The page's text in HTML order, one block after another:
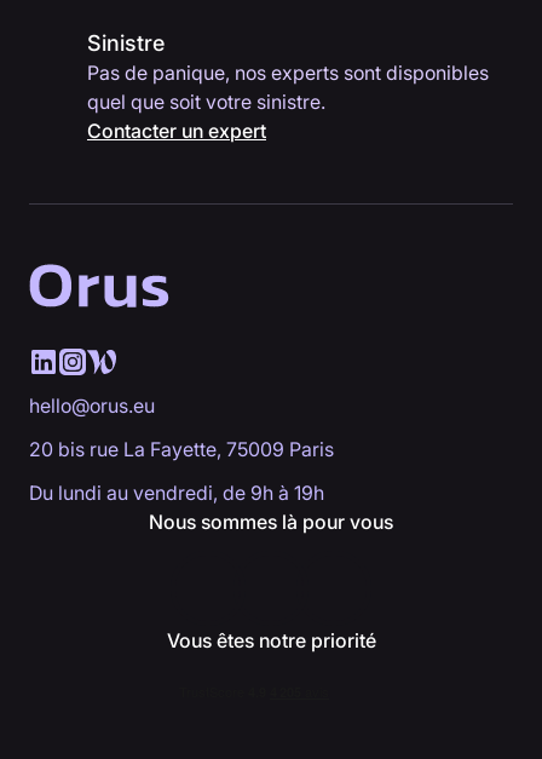
Sinistre
Pas de panique, nos experts sont disponibles
quel que soit votre sinistre.
Contacter un expert
hello@orus.eu
20 bis rue La Fayette, 75009 Paris
Du lundi au vendredi, de 9h à 19h
Nous sommes là pour vous
Vous êtes notre priorité